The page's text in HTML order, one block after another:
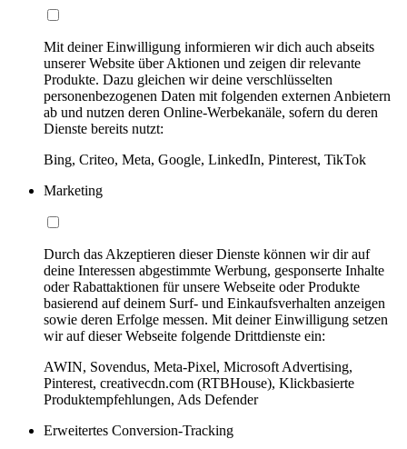
Mit deiner Einwilligung informieren wir dich auch abseits
unserer Website über Aktionen und zeigen dir relevante
Produkte. Dazu gleichen wir deine verschlüsselten
personenbezogenen Daten mit folgenden externen Anbietern
ab und nutzen deren Online-Werbekanäle, sofern du deren
Dienste bereits nutzt:
Bing, Criteo, Meta, Google, LinkedIn, Pinterest, TikTok
Marketing
Durch das Akzeptieren dieser Dienste können wir dir auf
deine Interessen abgestimmte Werbung, gesponserte Inhalte
oder Rabattaktionen für unsere Webseite oder Produkte
basierend auf deinem Surf- und Einkaufsverhalten anzeigen
sowie deren Erfolge messen. Mit deiner Einwilligung setzen
wir auf dieser Webseite folgende Drittdienste ein:
AWIN, Sovendus, Meta-Pixel, Microsoft Advertising,
Pinterest, creativecdn.com (RTBHouse), Klickbasierte
Produktempfehlungen, Ads Defender
Erweitertes Conversion-Tracking